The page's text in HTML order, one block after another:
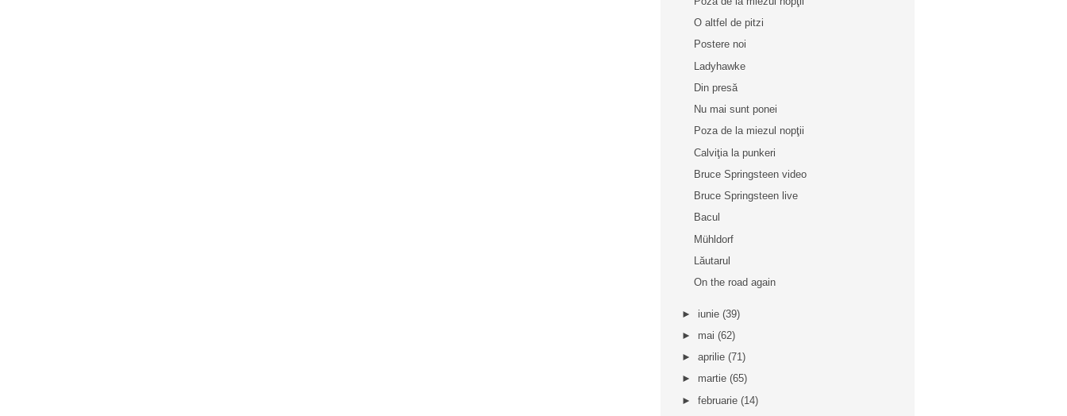
O altfel de pitzi
Postere noi
Ladyhawke
Din presă
Nu mai sunt ponei
Poza de la miezul nopţii
Calviţia la punkeri
Bruce Springsteen video
Bruce Springsteen live
Bacul
Mühldorf
Lăutarul
On the road again
► iunie (39)
► mai (62)
► aprilie (71)
► martie (65)
► februarie (14)